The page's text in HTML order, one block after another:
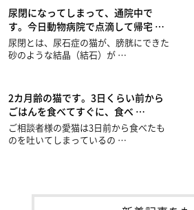
尿閉になってしまって、通院中で
す。今日動物病院で点滴して帰宅 …
尿閉とは、尿石症の猫が、膀胱にできた
砂のような結晶（結石）が …
2カ月齢の猫です。3日くらい前から
ごはんを食べてすぐに、食べ …
ご相談者様の愛猫は3日前から食べたも
のを吐いてしまっているの …